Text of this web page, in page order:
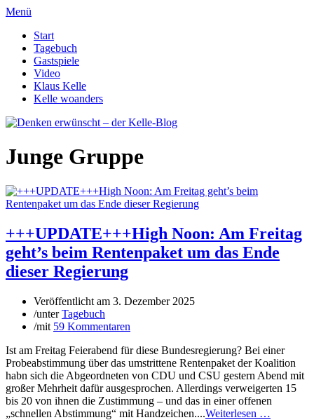
Menü
Start
Tagebuch
Gastspiele
Video
Klaus Kelle
Kelle woanders
Junge Gruppe
+++UPDATE+++High Noon: Am Freitag
geht’s beim Rentenpaket um das Ende
dieser Regierung
Veröffentlicht am 3. Dezember 2025
/unterTagebuch
/mit 59 Kommentaren
Ist am Freitag Feierabend für diese Bundesregierung? Bei einer
Probeabstimmung über das umstrittene Rentenpaket der Koalition
habn sich die Abgeordneten von CDU und CSU gestern Abend mit
großer Mehrheit dafür ausgesprochen. Allerdings verweigerten 15
bis 20 von ihnen die Zustimmung – und das in einer offenen
„schnellen Abstimmung“ mit Handzeichen....Weiterlesen …